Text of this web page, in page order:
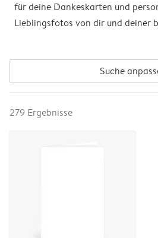
für deine Dankeskarten und
Lieblingsfotos von dir und deiner
Suche
279 Ergebnisse